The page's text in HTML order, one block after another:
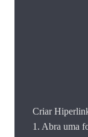
Criar
1. Abra uma